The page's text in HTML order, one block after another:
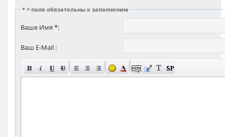
* = поля обязательны к заполнению
Ваше Имя *:
Ваш E-Mail :